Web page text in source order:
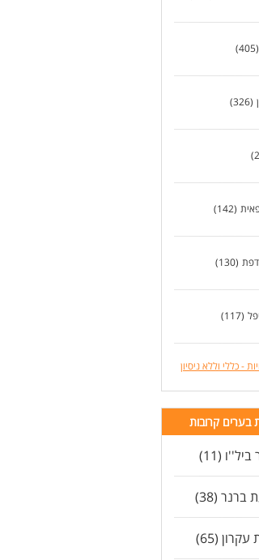
(405)
(326)
(142)
(130)
(117)
- כללי וללא ניסיון
בערים קרובות
(11)
ברנר (38)
(65)